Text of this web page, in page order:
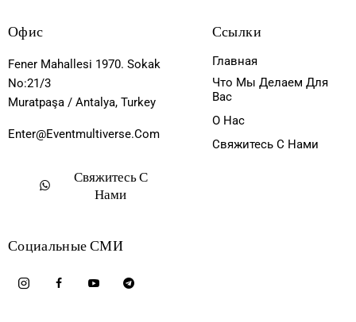
Офис
Fener Mahallesi 1970. Sokak
No:21/3
Muratpaşa / Antalya, Turkey
Enter@eventmultiverse.com
Свяжитесь С
Нами
Ссылки
Главная
Что Мы Делаем Для
Вас
О Нас
Свяжитесь С Нами
Социальные СМИ